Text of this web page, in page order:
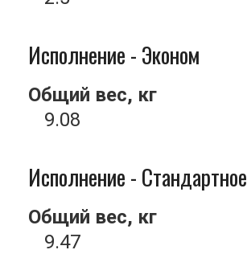
Исполнение - Эконом
Общий вес, кг
9.08
Исполнение - Стандартное
Общий вес, кг
9.47